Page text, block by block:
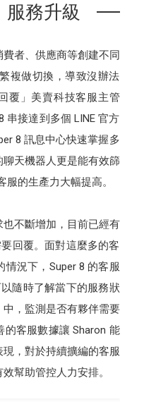
服務升級
費者、供應商等創建不同
複做切換，導致沒辦法
覆」美賣科技客服主管
串接達到多個 LINE 官方
8 訊息中心快速掌握多
天機器人更是能有效篩
的生產力大幅提高。
不斷增加，目前已經有
回覆。面對這麼多的客
情況下，Super 8 的客服
隨時了解當下的服務狀
，監測是否有夥伴需要
客服數據讓 Sharon 能
，對於持續擴編的客服
幫助管控人力安排。